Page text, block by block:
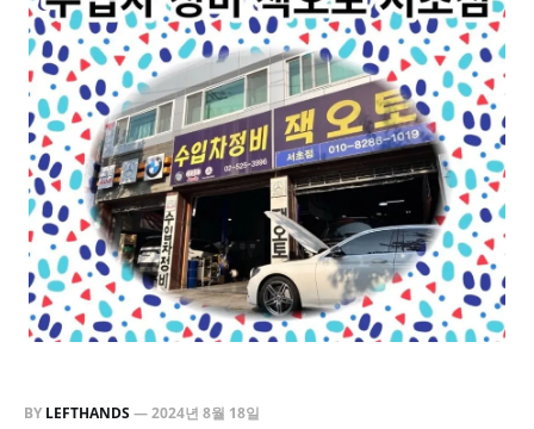
BY LEFTHANDS —2024년 8월 18일